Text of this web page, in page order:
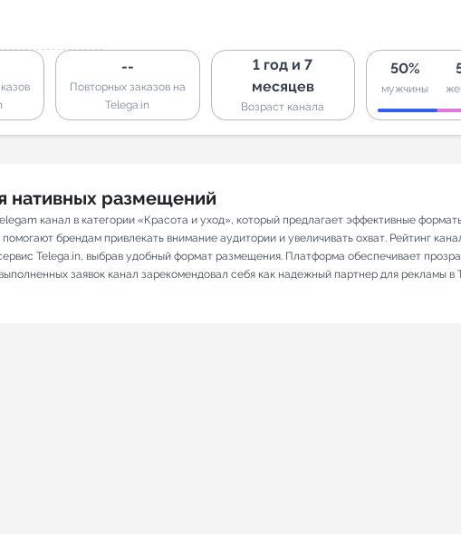
--
Повторных заказов на
Telega.in
1 год и 7
месяцев
Возраст канала
50%
мужчины
нативных размещений
канал в категории «Красота и уход», который предлагает эффективные
брендам привлекать внимание аудитории и увеличивать охват. Рейтинг
Telega.in, выбрав удобный формат размещения. Платформа обеспечивает
заявок канал зарекомендовал себя как надежный партнер для рекламы